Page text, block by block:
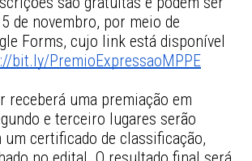
de novembro, por meio de
Forms, cujo link está disponível
bit.ly/PremioExpressaoMPPE
receberá uma premiação em
e terceiro lugares serão
um certificado de classificação,